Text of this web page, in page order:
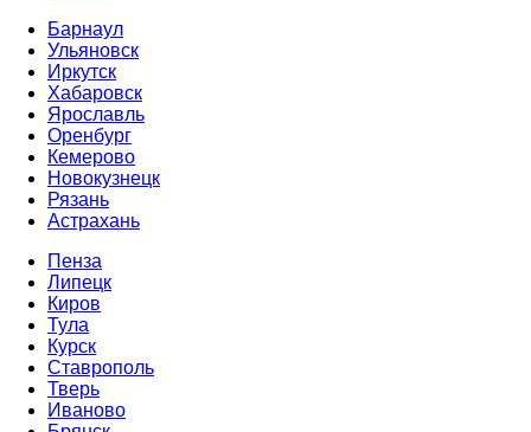
Барнаул
Ульяновск
Иркутск
Хабаровск
Ярославль
Оренбург
Кемерово
Новокузнецк
Рязань
Астрахань
Пенза
Липецк
Киров
Тула
Курск
Ставрополь
Тверь
Иваново